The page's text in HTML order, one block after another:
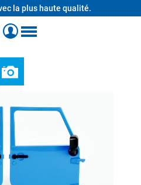
la plus haute qualité.